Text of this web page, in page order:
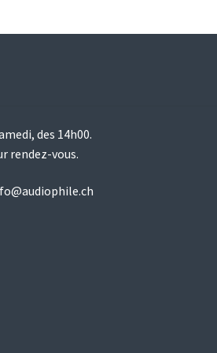
être
produitdes 14h00.
rendez-vous.